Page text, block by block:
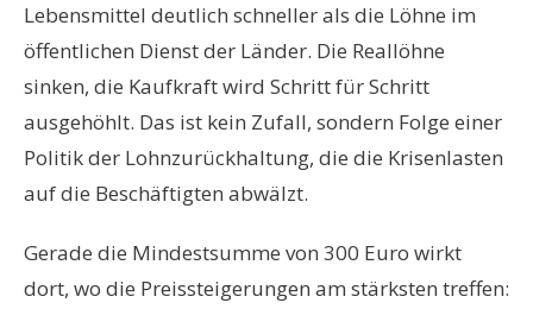
Lebensmittel deutlich schneller als die Löhne im
öffentlichen Dienst der Länder. Die Reallöhne
sinken, die Kaufkraft wird Schritt für Schritt
ausgehöhlt. Das ist kein Zufall, sondern Folge einer
Politik der Lohnzurückhaltung, die die Krisenlasten
auf die Beschäftigten abwälzt.
Gerade die Mindestsumme von 300 Euro wirkt
dort, wo die Preissteigerungen am stärksten treffen: